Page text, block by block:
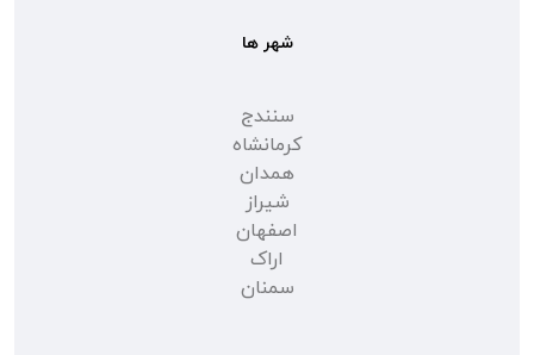
شهر ها
سنندج
کرمانشاه
همدان
شیراز
اصفهان
اراک
سمنان